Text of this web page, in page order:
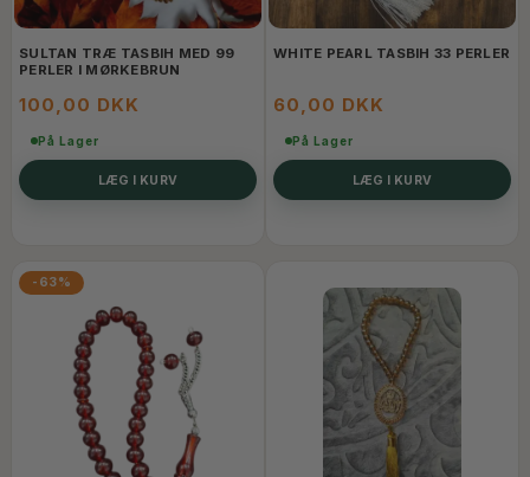
SULTAN TRÆ TASBIH MED 99
PERLER I MØRKEBRUN
100,00 DKK
På Lager
LÆG I KURV
WHITE PEARL TASBIH 33 PERLER
60,00 DKK
På Lager
LÆG I KURV
-63%